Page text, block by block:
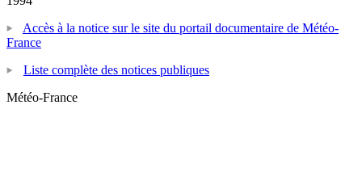
Accès à la notice sur le site du portail documentaire de Météo-
France
Liste complète des notices publiques
Météo-France